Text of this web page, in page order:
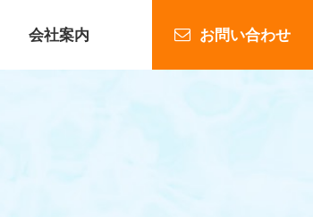
会社案内 お問い合わせ